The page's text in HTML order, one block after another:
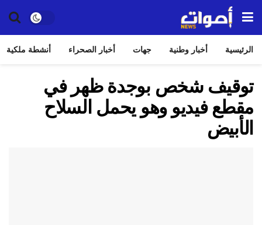
الرئيسية أخبار وطنية جهات أخبار الصحراء أنشطة ملكية
توقيف شخص بوجدة ظهر في
مقطع فيديو وهو يحمل السلاح
الأبيض